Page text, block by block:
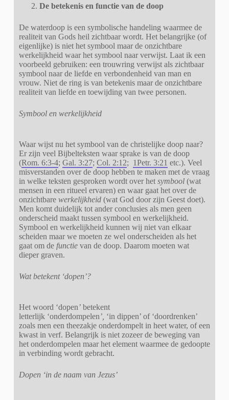
De betekenis en functie van de doop
De waterdoop is een symbolische handeling waarmee de
realiteit van Gods heil zichtbaar wordt. Het belangrijke (of
eigenlijke) is niet het symbool maar de onzichtbare
werkelijkheid waar het symbool naar verwijst. Laat ik een
voorbeeld gebruiken: een trouwring verwijst als zichtbaar
symbool naar de liefde en verbondenheid van man en
vrouw. Niet de ring is van betekenis maar de onzichtbare
realiteit van liefde en toewijding van twee personen.
Symbool en werkelijkheid
Waar wijst nu het symbool van de christelijke doop naar?
Er zijn veel Bijbelteksten waar sprake is van de doop
(Rom. 6:3-4; Gal. 3:27; Col. 2:12; 1Petr. 3:21 etc.). Veel
misverstanden over de doop hebben te maken met de vraag
in welke teksten gesproken wordt over het symbool(wat
mensen in een ritueel ervaren) en waar gaat het over de
onzichtbare werkelijkheid(wat God door zijn Geest doet).
Men komt duidelijk tot ander conclusies als men geen
onderscheid maakt tussen symbool en werkelijkheid.
Symbool en werkelijkheid kunnen wij niet van elkaar
scheiden maar we moeten ze wel onderscheiden als het
gaat om de functievan de doop. Daarom moeten wat
dieper graven.
Wat betekent ‘dopen’?
Het woord ‘dopen’betekent
letterlijk ‘onderdompelen’, ‘in dippen’ of ‘doordrenken’
zoals men een theezakje onderdompelt in heet water, of een
kwast in verf. Belangrijk is niet zozeer de beweging van
het onderdompelen maar het element waarmee de gedoopte
in verbinding wordt gebracht.
Dopen ‘in de naam van Jezus’